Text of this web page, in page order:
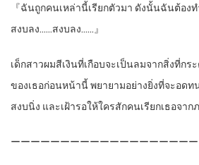
『ฉันถูกคนเหล่านี้เรียกตัวมา ดังนั้นฉันต้อง
สงบลง……สงบลง……』
เด็กสาวผมสีเงินที่เกือบจะเป็นลมจากสิ่งที่ก
ของเธอก่อนหน้านี้ พยายามอย่างยิ่งที่จะอด
สงบนิ่ง และเฝ้ารอให้ใครสักคนเรียกเธอจาก
ーーーーーーーーーーーーーーーーーー